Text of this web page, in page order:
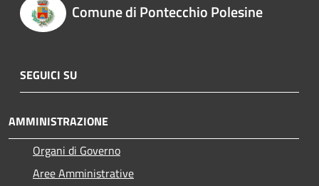
Comune di Pontecchio Polesine
SEGUICI SU
AMMINISTRAZIONE
Organi di Governo
Aree Amministrative